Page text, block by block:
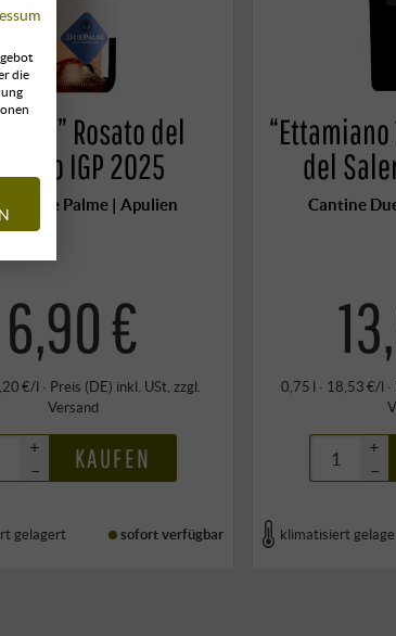
Rosato del
IGP 2025
Due Palme | Apulien
6,90 €
€/l · Preis (DE) inkl. USt, zzgl.
Versand
+
–
KAUFEN
gelagert sofort verfügbar
del
Cantine
0,75 l · 18,53 €/l ·
+
–
klimatisiert
die